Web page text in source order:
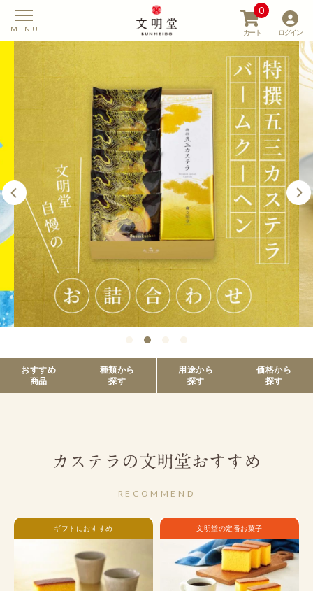
【カステラの文明堂】
ログイン
カート
0
おすすめ
商品
種類から
探す
用途から
探す
価格から
探す
カステラの文明堂おすすめ
RECOMMEND
ギフトにおすすめ 文明堂の定番お菓子